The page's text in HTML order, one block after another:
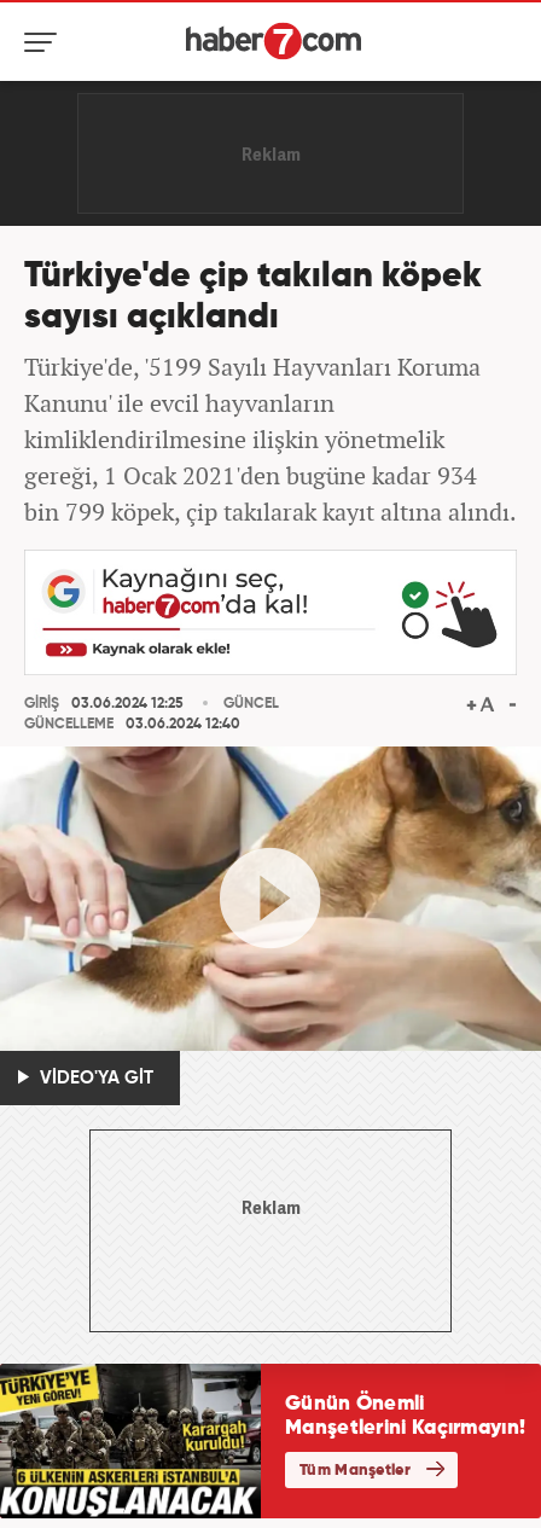
Türkiye'de çip takılan köpek
sayısı açıklandı
Türkiye'de, '5199 Sayılı Hayvanları Koruma
Kanunu' ile evcil hayvanların
kimliklendirilmesine ilişkin yönetmelik
gereği, 1 Ocak 2021'den bugüne kadar 934
bin 799 köpek, çip takılarak kayıt altına alındı.
GİRİŞ
03.06.2024 12:25
GÜNCELLEME
03.06.2024 12:40
GÜNCEL
VİDEO'YA GİT